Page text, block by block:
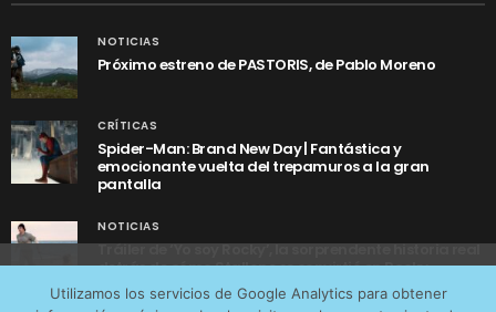
NOTICIAS
Próximo estreno de PASTORIS, de Pablo Moreno
CRÍTICAS
Spider-Man: Brand New Day | Fantástica y
emocionante vuelta del trepamuros a la gran
pantalla
NOTICIAS
Tráiler de ‘Yo soy Rocky’, la sorprendente historia real
detrás de cómo Stallone se convirtió en Rocky
Utilizamos los servicios de Google Analytics para obtener
tráfico web que recibimos y conocer los servicios que